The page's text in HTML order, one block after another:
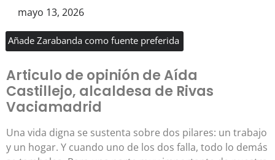
mayo 13, 2026
Añade Zarabanda como fuente preferida
Articulo de opinión de Aída
Castillejo, alcaldesa de Rivas
Vaciamadrid
Una vida digna se sustenta sobre dos pilares: un trabajo
y un hogar. Y cuando uno de los dos falla, todo lo demás